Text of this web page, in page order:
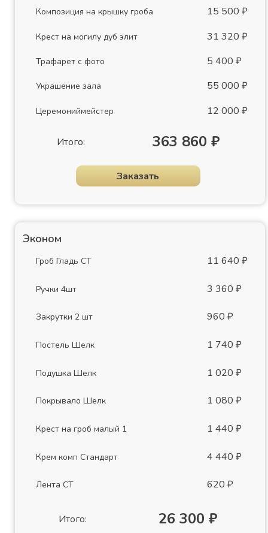
Композиция на крышку гроба 15 500 ₽
Крест на могилу дуб элит 31 320 ₽
Трафарет с фото 5 400 ₽
Украшение зала 55 000 ₽
Церемониймейстер 12 000 ₽
Итого: 363 860 ₽
Заказать
Эконом
Гроб Гладь СТ 11 640 ₽
Ручки 4шт 3 360 ₽
Закрутки 2 шт 960 ₽
Постель Шелк 1 740 ₽
Подушка Шелк 1 020 ₽
Покрывало Шелк 1 080 ₽
Крест на гроб малый 1 1 440 ₽
Крем комп Стандарт 4 440 ₽
Лента СТ 620 ₽
Итого: 26 300 ₽